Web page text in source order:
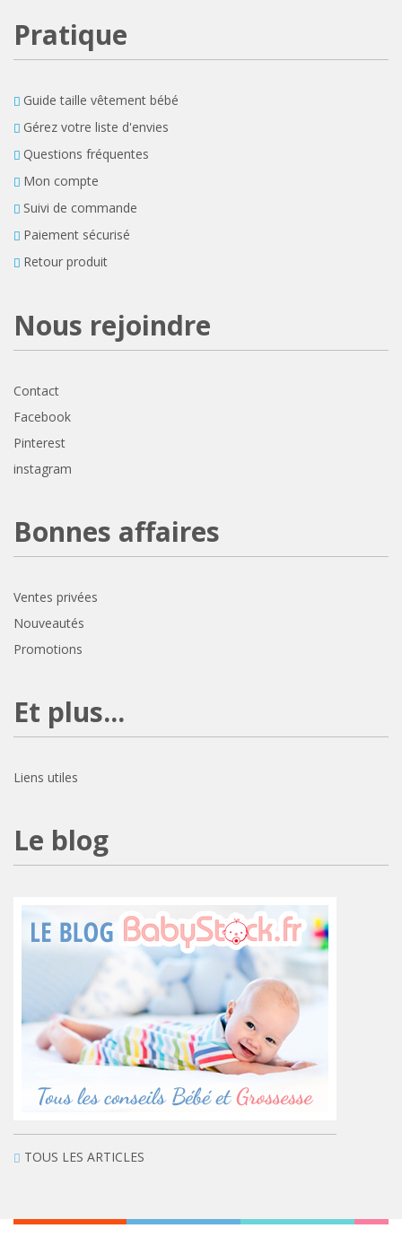
Pratique
Guide taille vêtement bébé
Gérez votre liste d'envies
Questions fréquentes
Mon compte
Suivi de commande
Paiement sécurisé
Retour produit
Nous rejoindre
Contact
Facebook
Pinterest
instagram
Bonnes affaires
Ventes privées
Nouveautés
Promotions
Et plus...
Liens utiles
Le blog
TOUS LES ARTICLES